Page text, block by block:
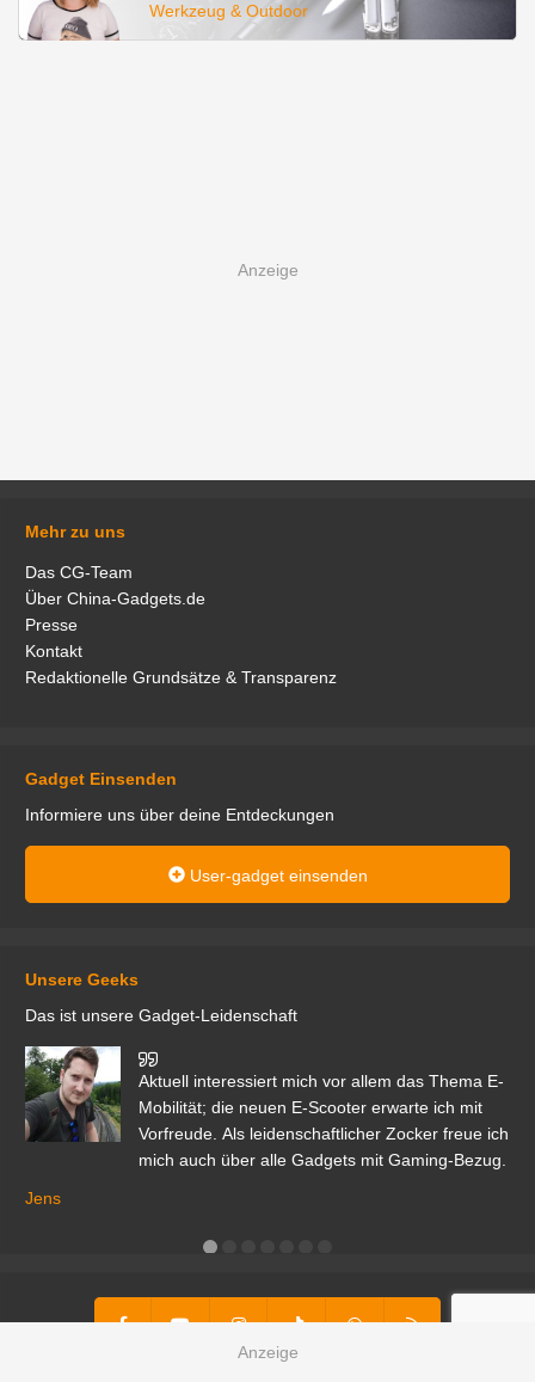
Werkzeug & Outdoor
Mehr zu uns
Das CG-Team
Über China-Gadgets.de
Presse
Kontakt
Redaktionelle Grundsätze & Transparenz
Gadget Einsenden
Informiere uns über deine Entdeckungen
User-gadget einsenden
Unsere Geeks
Das ist unsere Gadget-Leidenschaft
Aktuell interessiert mich vor allem das Thema E-
Mobilität; die neuen E-Scooter erwarte ich mit
Vorfreude. Als leidenschaftlicher Zocker freue ich
mich auch über alle Gadgets mit Gaming-Bezug.
Jens